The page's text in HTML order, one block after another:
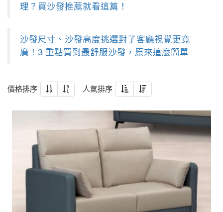
理？買沙發推薦就看這篇！
沙發尺寸、沙發高度挑選對了客廳視覺更寬
廣！3 重點買到最舒服沙發，原來這麼簡單
價格排序 人氣排序